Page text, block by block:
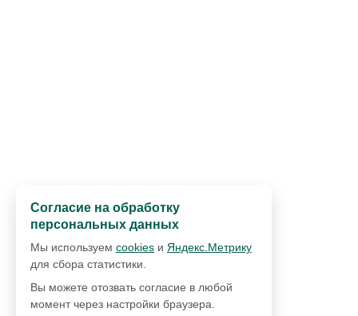
Согласие на обработку
персональных данных
Мы используем cookies и Яндекс.Метрику
для сбора статистики.
Вы можете отозвать согласие в любой
момент через настройки браузера.